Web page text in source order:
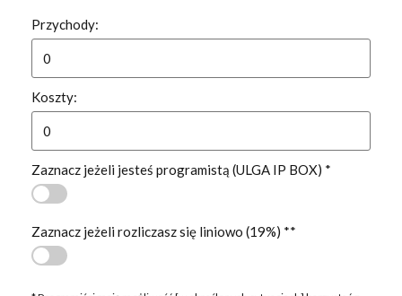
Przychody:
Koszty:
Zaznacz jeżeli jesteś programistą (ULGA IP BOX) *
Zaznacz jeżeli rozliczasz się liniowo (19%) **